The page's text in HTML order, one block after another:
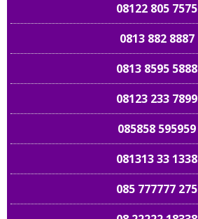
08122 805 7575
0813 882 8887
0813 8595 5888
08123 233 7899
085858 595959
081313 33 1338
085 777777 275